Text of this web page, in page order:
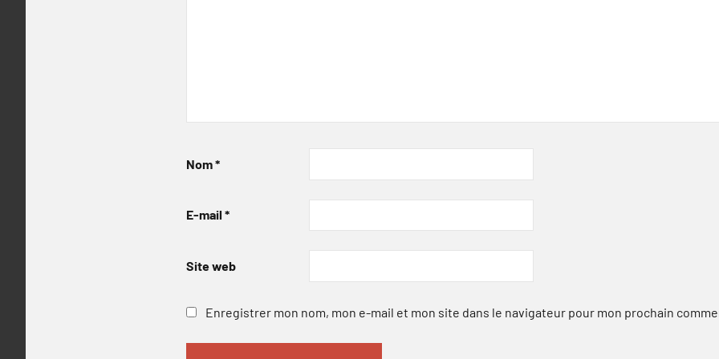
Nom*
E-mail *
Site web
Enregistrer mon nom, mon e-mail et mon site dans le navigateur pour mon prochain